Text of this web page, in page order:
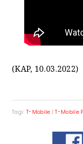
(KAP, 10.03.2022)
Tagi: T-Mobile |T-Mobile